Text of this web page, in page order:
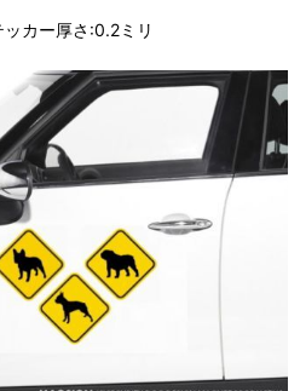
カー厚さ:0.2ミリ